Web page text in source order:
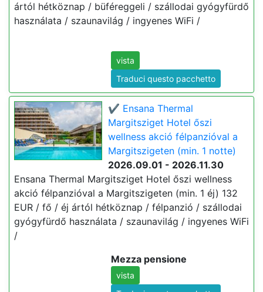
ártól hétköznap / büféreggeli / szállodai gyógyfürdő
használata / szaunavilág / ingyenes WiFi /
vista
Traduci questo pacchetto
✔️ Ensana Thermal
Margitsziget Hotel őszi
wellness akció félpanzióval a
Margitszigeten (min. 1 notte)
2026.09.01 - 2026.11.30
Ensana Thermal Margitsziget Hotel őszi wellness
akció félpanzióval a Margitszigeten (min. 1 éj) 132
EUR / fő / éj ártól hétköznap / félpanzió / szállodai
gyógyfürdő használata / szaunavilág / ingyenes WiFi
/
Mezza pensione
vista